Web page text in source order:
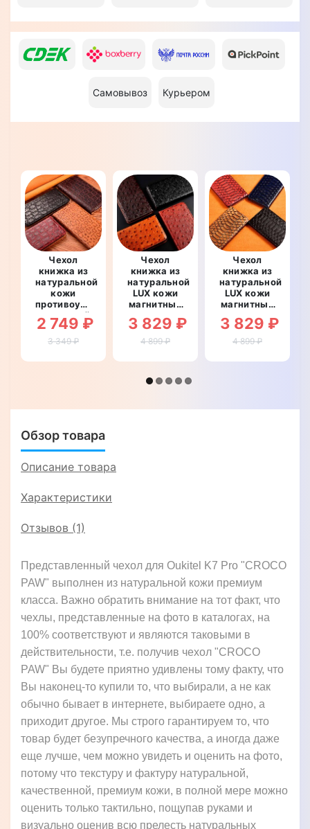
Самовывоз Курьером
Чехол
книжка из
натуральной
кожи
противоударный
магнитный
для Oukitel
K7 Pro
STONE"
2 749 ₽
3 349 ₽
Чехол
книжка из
натуральной
LUX кожи
магнитный
противоударный
для Oukitel
K7 Pro
3 829 ₽
4 899 ₽
Чехол
книжка из
натуральной
LUX кожи
магнитный
противоударный
для Oukitel
K7 Pro
3 829 ₽
4 899 ₽
Обзор товара
Описание товара
Характеристики
Отзывов (1)
Представленный чехол для Oukitel K7 Pro "CROCO
PAW" выполнен из натуральной кожи премиум
класса. Важно обратить внимание на тот факт, что
чехлы, представленные на фото в каталогах, на
100% соответствуют и являются таковыми в
действительности, т.е. получив чехол "CROCO
PAW" Вы будете приятно удивлены тому факту, что
Вы наконец-то купили то, что выбирали, а не как
обычно бывает в интернете, выбираете одно, а
приходит другое. Мы строго гарантируем то, что
товар будет безупречного качества, а иногда даже
еще лучше, чем можно увидеть и оценить на фото,
потому что текстуру и фактуру натуральной,
качественной, премиум кожи, в полной мере можно
оценить только тактильно, пощупав руками и
визуально оценив всю прелесть натуральных